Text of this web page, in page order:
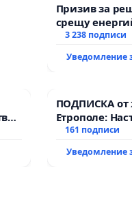
Призив за
срещу
Христо
3 238 подписи
Уведомление
ПОДПИСКА от
Етрополе:
гаранции от
всички
161 подписи
Уведомление